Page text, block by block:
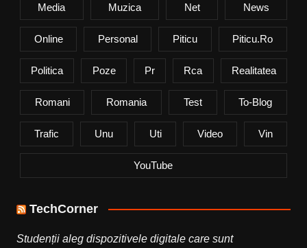
Media Muzica Net News
Online Personal Piticu Piticu.ro
Politica Poze Pr Rca Realitatea
Romani Romania Test To-Blog
Trafic Unu Uti Video Vin
YouTube
TechCorner
Studenții aleg dispozitivele digitale care sunt